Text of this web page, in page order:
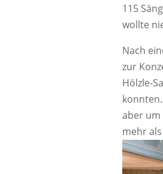
115
wollte
Nach
zur
Hölzle-
aber um
mehr